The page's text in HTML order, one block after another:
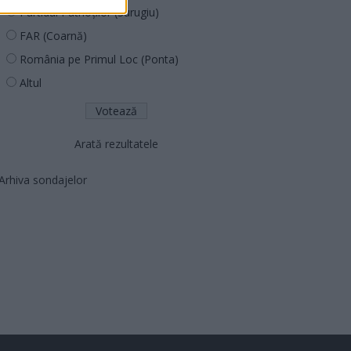
Partidul Patrioților (Surugiu)
FAR (Coarnă)
România pe Primul Loc (Ponta)
Altul
Arată rezultatele
sondajelor